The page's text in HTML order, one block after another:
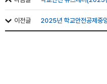
이전글 2025년 학교안전공제중